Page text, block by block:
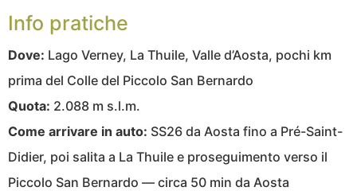
Info pratiche
Dove: Lago Verney, La Thuile, Valle d’Aosta, pochi km
prima del Colle del Piccolo San Bernardo
Quota: 2.088 m s.l.m.
Come arrivare in auto: SS26 da Aosta fino a Pré-Saint-
Didier, poi salita a La Thuile e proseguimento verso il
Piccolo San Bernardo — circa 50 min da Aosta